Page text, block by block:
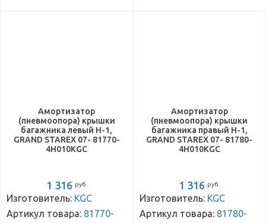
Амортизатор
(пневмоопора) крышки
багажника левый H-1,
GRAND STAREX 07- 81770-
4H010KGC
1 316 руб.
Изготовитель: KGC
Артикул товара: 81770-
Амортизатор
(пневмоопора) крышки
багажника правый H-1,
GRAND STAREX 07- 81780-
4H010KGC
1 316 руб.
Изготовитель: KGC
Артикул товара: 81780-